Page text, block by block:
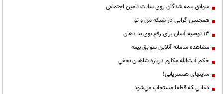
سوابق بیمه شدگان روی سایت تامین اجتماعی
همجنس گرایی در شبکه من و تو
13 توصیه آسان برای رفع بوی بد دهان
مشاهده سامانه آنلاين سوابق بیمه
حكم آيت‌الله مكارم درباره شاهين نجفي
سایتهای همسریابی!
دعايي كه قطعا مستجاب مي‌شود